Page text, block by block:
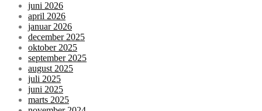
juni 2026
april 2026
januar 2026
december 2025
oktober 2025
september 2025
august 2025
juli 2025
juni 2025
marts 2025